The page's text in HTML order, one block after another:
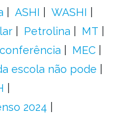
ASHI
WASHI
Petrolina
MT
MEC
escola não pode
2024